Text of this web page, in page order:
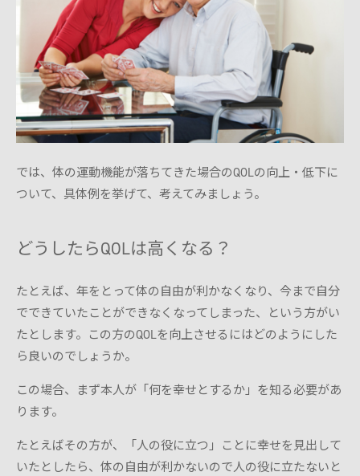
では、体の運動機能が落ちてきた場合のQOLの向上・低下に
ついて、具体例を挙げて、考えてみましょう。
どうしたらQOLは高くなる？
たとえば、年をとって体の自由が利かなくなり、今まで自分
でできていたことができなくなってしまった、という方がい
たとします。この方のQOLを向上させるにはどのようにした
ら良いのでしょうか。
この場合、まず本人が「何を幸せとするか」を知る必要があ
ります。
たとえばその方が、「人の役に立つ」ことに幸せを見出して
いたとしたら、体の自由が利かないので人の役に立たないと